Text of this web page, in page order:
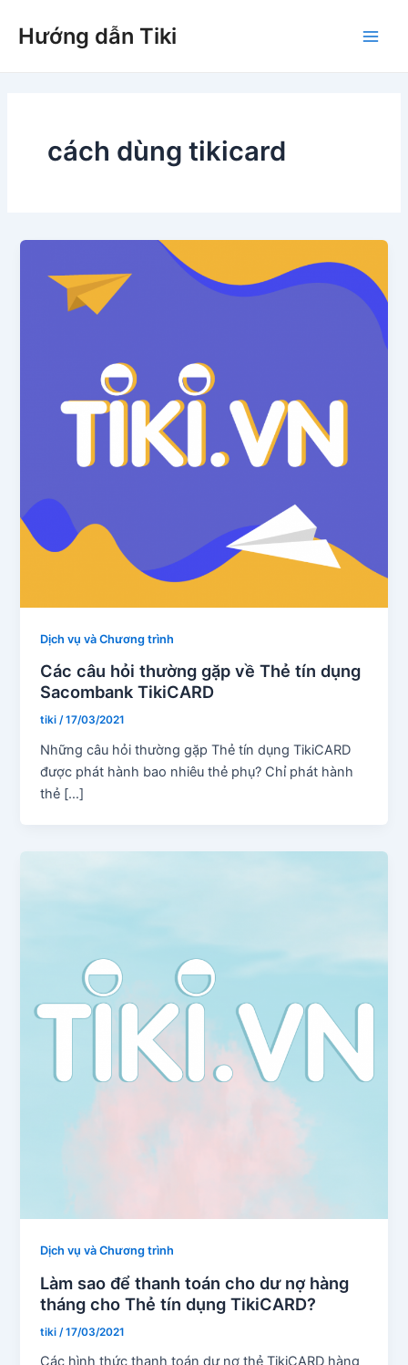
Hướng dẫn Tiki
cách dùng tikicard
Dịch vụ và Chương trình
Các câu hỏi thường gặp về Thẻ tín dụng
Sacombank TikiCARD
tiki/17/03/2021
Những câu hỏi thường gặp Thẻ tín dụng TikiCARD
được phát hành bao nhiêu thẻ phụ? Chỉ phát hành
thẻ […]
Dịch vụ và Chương trình
Làm sao để thanh toán cho dư nợ hàng
tháng cho Thẻ tín dụng TikiCARD?
tiki /17/03/2021